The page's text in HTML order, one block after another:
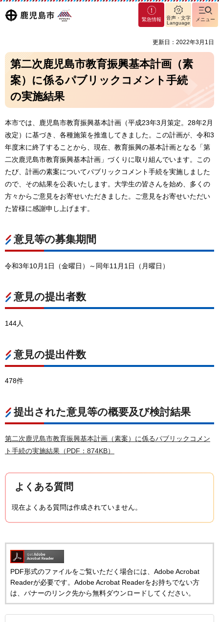
鹿児島
マグ
マシ
緊急情報
音声・文字
Language
メニュー
更新日：2022年3月1日
第二次鹿児島市教育振興基本計画（素
案）に係るパブリックコメント手続
の実施結果
本市では、鹿児島市教育振興基本計画（平成23年3月策定。28年2月
改定）に基づき、各種施策を推進してきました。この計画が、令和3
年度末に終了することから、現在、教育振興の基本計画となる「第
二次鹿児島市教育振興基本計画」づくりに取り組んでいます。この
たび、計画の素案についてパブリックコメント手続を実施しました
ので、その結果を公表いたします。大学生の皆さんを始め、多くの
方々からご意見をお寄せいただきました。ご意見をお寄せいただい
た皆様に感謝申し上げます。
意見等の募集期間
令和3年10月1日（金曜日）～同年11月1日（月曜日）
意見の提出者数
144人
意見の提出件数
478件
提出された意見等の概要及び検討結果
第二次鹿児島市教育振興基本計画（素案）に係るパブリックコメン
ト手続の実施結果（PDF：874KB）
よくある質問
現在よくある質問は作成されていません。
PDF形式のファイルをご覧いただく場合には、Adobe Acrobat
Readerが必要です。Adobe Acrobat Readerをお持ちでない方
は、バナーのリンク先から無料ダウンロードしてください。